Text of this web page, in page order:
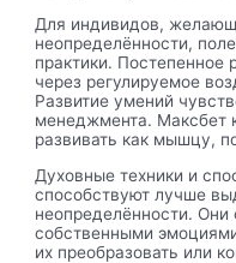
Для индивидов,
неопределённости,
практики. Постепенное
через регулируемое
Развитие умений
менеджмента. Максбет
развивать как мышцу,
Духовные техники и
способствуют лучше
неопределённости.
собственными
их преобразовать или